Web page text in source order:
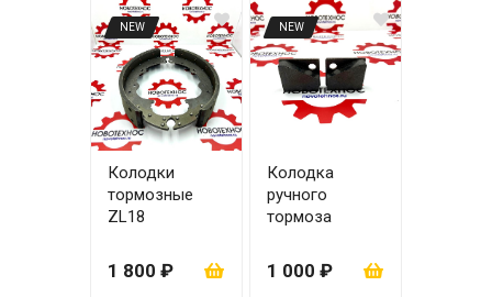
NEW
Колодки
тормозные
ZL18
тормоз)
1 800 ₽
NEW
Колодка
ручного
тормоза
тормоз) 45х50
мм
1 000 ₽